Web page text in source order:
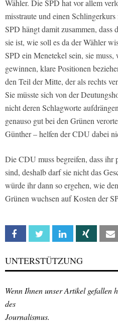
Wähler. Die SPD hat vor allem
misstraute und einen
SPD hängt damit zusammen,
sie ist, wie soll es da der Wähler
SPD ein Menetekel sein, sie
gewinnen, klare Positionen
den Teil der Mitte, der als rechts
Sie müsste sich von der
nicht deren Schlagworte
genauso gut bei den Grünen
Günther – helfen der CDU dabei
Die CDU muss begreifen, dass ihr
sind, deshalb darf sie nicht das
würde ihr dann so ergehen, wie
Grünen wuchsen auf Kosten der
Facebook Twitter Linkedin Xing
UNTERSTÜTZUNG
Wenn Ihnen unser Artikel gefallen
des
Journalismus.